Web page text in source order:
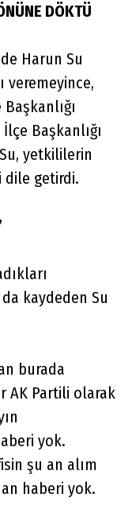
DÖKTÜ
Harun Su
veremeyince,
Başkanlığı
yetkililerin
dile getirdi.
kaydeden Su
burada
AK Partili olarak
yok.
şu an alım
haberi yok.